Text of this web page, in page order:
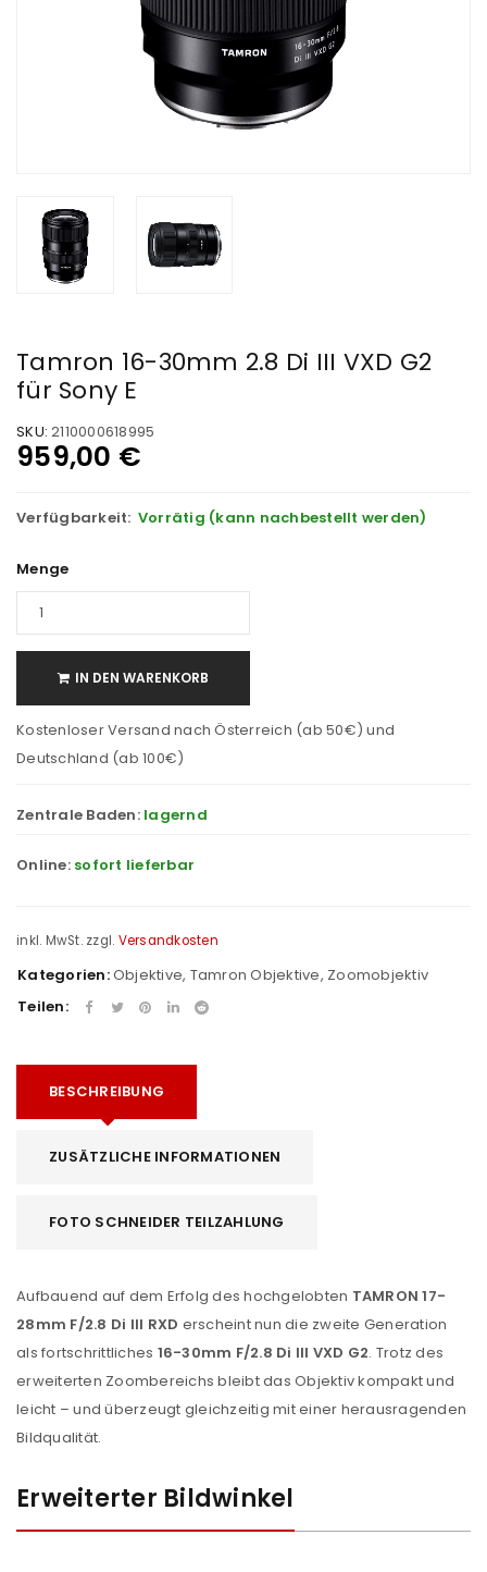
Tamron 16-30mm 2.8 Di III VXD G2
für Sony E
SKU: 2110000618995
959,00 €
Verfügbarkeit: Vorrätig (kann nachbestellt werden)
Menge
IN DEN WARENKORB
Kostenloser Versand nach Österreich (ab 50€) und
Deutschland (ab 100€)
Zentrale Baden: lagernd
Online: sofort lieferbar
inkl. MwSt. zzgl. Versandkosten
Kategorien:Objektive, Tamron Objektive, Zoomobjektiv
Teilen:
BESCHREIBUNG
ZUSÄTZLICHE INFORMATIONEN
FOTO SCHNEIDER TEILZAHLUNG
Aufbauend auf dem Erfolg des hochgelobten TAMRON 17-
28mm F/2.8 Di III RXD erscheint nun die zweite Generation
als fortschrittliches 16-30mm F/2.8 Di III VXD G2. Trotz des
erweiterten Zoombereichs bleibt das Objektiv kompakt und
leicht – und überzeugt gleichzeitig mit einer herausragenden
Bildqualität.
Erweiterter Bildwinkel